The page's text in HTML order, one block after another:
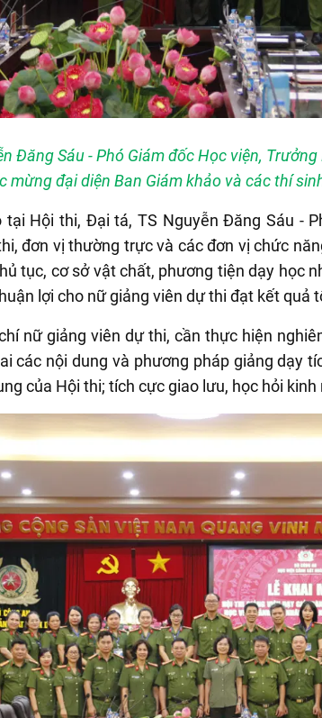
Đăng Sáu - Phó Giám đốc Học viện,
mừng đại diện Ban Giám khảo và các thí
tại Hội thi, Đại tá, TS Nguyễn Đăng Sáu -
đơn vị thường trực và các đơn vị chức
tục, cơ sở vật chất, phương tiện dạy học
lợi cho nữ giảng viên dự thi đạt kết quả
nữ giảng viên dự thi, cần thực hiện
các nội dung và phương pháp giảng dạy
của Hội thi; tích cực giao lưu, học hỏi